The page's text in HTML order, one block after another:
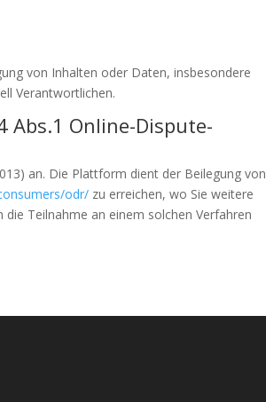
von Inhalten oder Daten, insbesondere
Verantwortlichen.
Online-Dispute-
an. Die Plattform dient der Beilegung von
odr/ zu erreichen, wo Sie weitere
Teilnahme an einem solchen Verfahren